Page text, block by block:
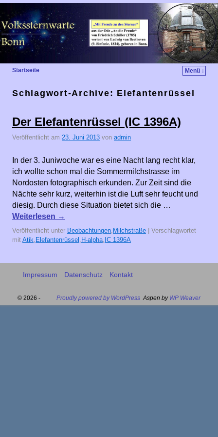
Startseite Menü ↓
Schlagwort-Archive: Elefantenrüssel
Der Elefantenrüssel (IC 1396A)
Veröffentlicht am 23. Juni 2013 von admin
In der 3. Juniwoche war es eine Nacht lang recht klar,
ich wollte schon mal die Sommermilchstrasse im
Nordosten fotographisch erkunden. Zur Zeit sind die
Nächte sehr kurz, weiterhin ist die Luft sehr feucht und
diesig. Durch diese Situation bietet sich die …
Weiterlesen →
Veröffentlicht unter Beobachtungen, Milchstraße
Verschlagwortet
mit Atik, Elefantenrüssel , H-alpha, IC 1396A
Impressum Datenschutz Kontakt
© 2026 - Proudly powered by WordPress Aspen by WP Weaver